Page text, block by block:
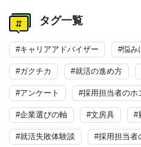
タグ一覧
#キャリアアドバイザー #悩み
#ガクチカ #就活の進め方
#アンケート #採用担当者のホ
#企業選びの軸 #文房具 #
#就活失敗体験談 #採用担当者